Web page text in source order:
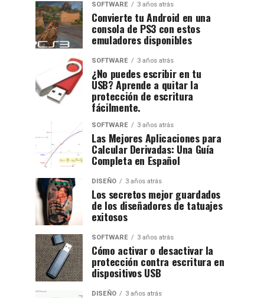
SOFTWARE 3 años atrás
Convierte tu Android en una
consola de PS3 con estos
emuladores disponibles
SOFTWARE 3 años atrás
¿No puedes escribir en tu
USB? Aprende a quitar la
protección de escritura
fácilmente.
SOFTWARE 3 años atrás
Las Mejores Aplicaciones para
Calcular Derivadas: Una Guía
Completa en Español
DISEÑO 3 años atrás
Los secretos mejor guardados
de los diseñadores de tatuajes
exitosos
SOFTWARE 3 años atrás
Cómo activar o desactivar la
protección contra escritura en
dispositivos USB
DISEÑO 3 años atrás